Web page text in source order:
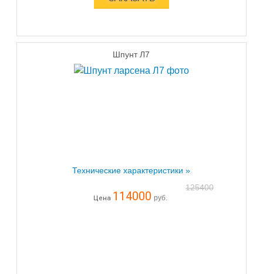
Шпунт Л7
Технические характеристики »
125400
Цена 114000 руб.